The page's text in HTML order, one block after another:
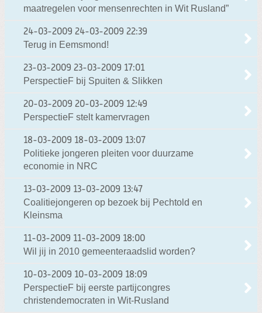
maatregelen voor mensenrechten in Wit Rusland”
24-03-2009 24-03-2009 22:39
Terug in Eemsmond!
23-03-2009 23-03-2009 17:01
PerspectieF bij Spuiten & Slikken
20-03-2009 20-03-2009 12:49
PerspectieF stelt kamervragen
18-03-2009 18-03-2009 13:07
Politieke jongeren pleiten voor duurzame
economie in NRC
13-03-2009 13-03-2009 13:47
Coalitiejongeren op bezoek bij Pechtold en
Kleinsma
11-03-2009 11-03-2009 18:00
Wil jij in 2010 gemeenteraadslid worden?
10-03-2009 10-03-2009 18:09
PerspectieF bij eerste partijcongres
christendemocraten in Wit-Rusland